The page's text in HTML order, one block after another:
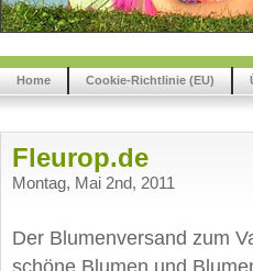
Home Cookie-Richtlinie (EU)
Fleurop.de
Montag, Mai 2nd, 2011
Der Blumenversand zum
schöne Blumen und